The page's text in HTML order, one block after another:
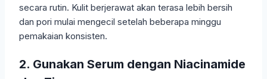
secara rutin. Kulit berjerawat akan terasa lebih bersih
dan pori mulai mengecil setelah beberapa minggu
pemakaian konsisten.
2. Gunakan Serum dengan Niacinamide